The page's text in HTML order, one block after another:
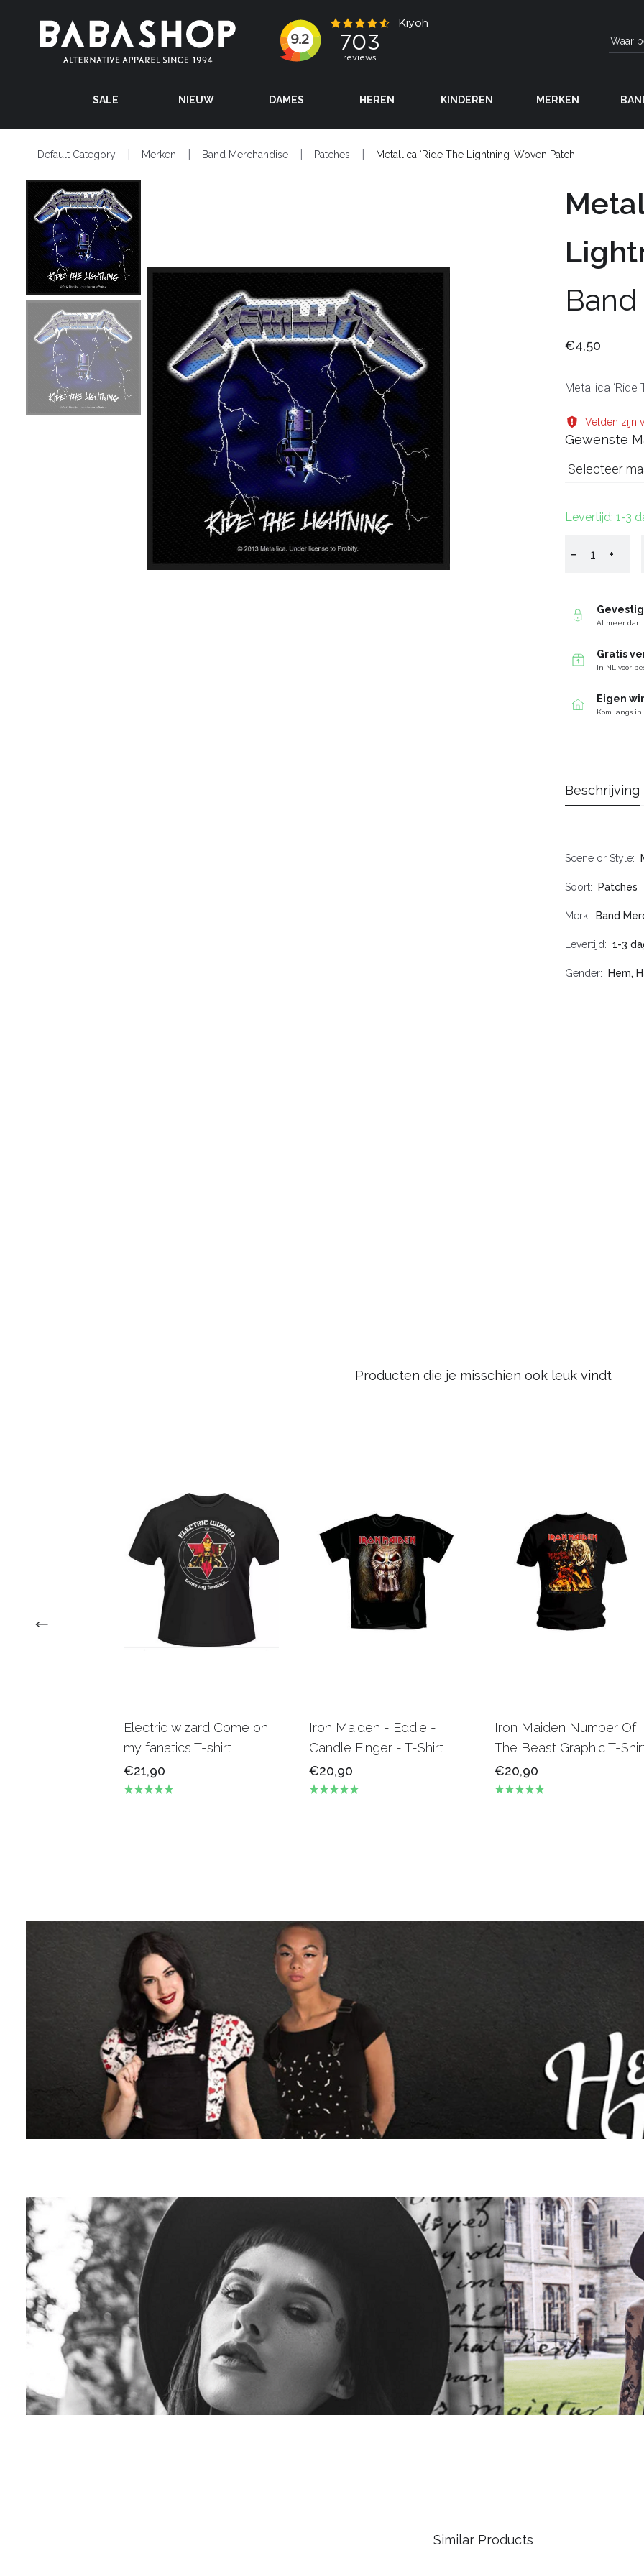
SALE NIEUW DAMES HEREN KINDEREN MERKEN
Default Category Merken Band Merchandise Patches Metallica ‘Ride The Lightning’ Woven Patch
€4,50
Metallica ‘Ride
Velden zijn
Gewenste
Selecteer
Levertijd: 1-3
− +
Al meer dan
Gratis
In NL voor
Eigen
Kom langs
Beschrijving
Scene or Style
Soort Patches
Merk Band
Levertijd 1-3
Gender Hem,
Producten die je misschien ook leuk vindt
Electric wizard Come on
my fanatics T-shirt
€21,90
Iron Maiden - Eddie -
Candle Finger - T-Shirt
€20,90
Iron Maiden Number Of
The Beast Graphic T-
€20,90
Similar Products